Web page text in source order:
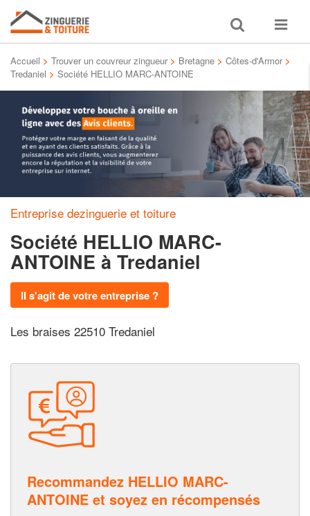
Toggle
search
Toggle
Accueil > Trouver un couvreur zingueur > Bretagne > Côtes-d'Armor >
Tredaniel > Société HELLIO MARC-ANTOINE
Entreprise dezinguerie et toiture
Société HELLIO MARC-
ANTOINE à Tredaniel
Il s'agit de votre entreprise ?
Les braises 22510 Tredaniel
Recommandez HELLIO MARC-
ANTOINE et soyez en récompensés